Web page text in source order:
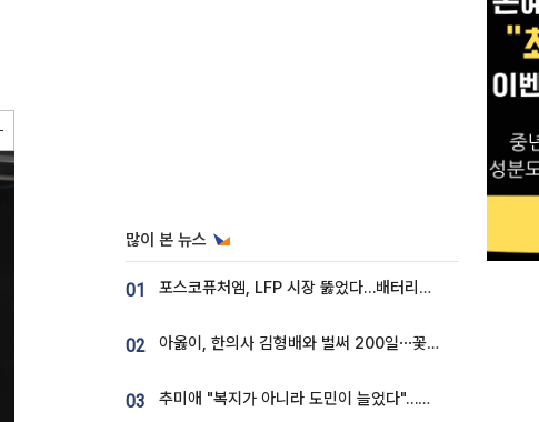
많이 본 뉴스
01 포스코퓨처엠, LFP 시장 뚫었다…배터리사와 대규모 장기 공급 합의
02 아옳이, 한의사 김형배와 벌써 200일⋯꽃다발 들고 "프러포즈 아냐"
03 추미애 "복지가 아니라 도민이 늘었다"…재정난 책임론 정면돌파